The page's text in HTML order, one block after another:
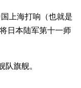
上海打响（也就是
日本陆军第十一师
旗舰。